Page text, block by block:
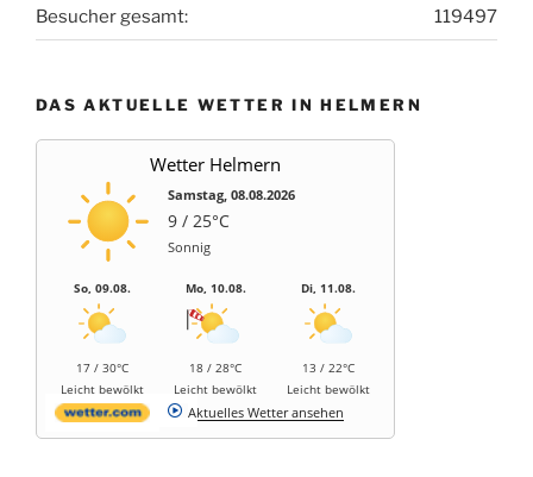
119497
Besucher gesamt:
DAS AKTUELLE WETTER IN HELMERN
Wetter Helmern
Samstag, 08.08.2026
9 / 25°C
Sonnig
So, 09.08.
17 / 30°C
Leicht bewölkt
Mo, 10.08.
18 / 28°C
Leicht bewölkt
Di, 11.08.
13 / 22°C
Leicht bewölkt
Aktuelles Wetter ansehen